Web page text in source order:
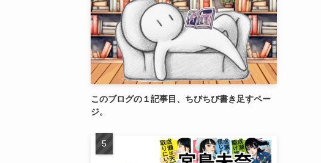
このブログの１記事目、ちびちび書き足すペー
ジ。